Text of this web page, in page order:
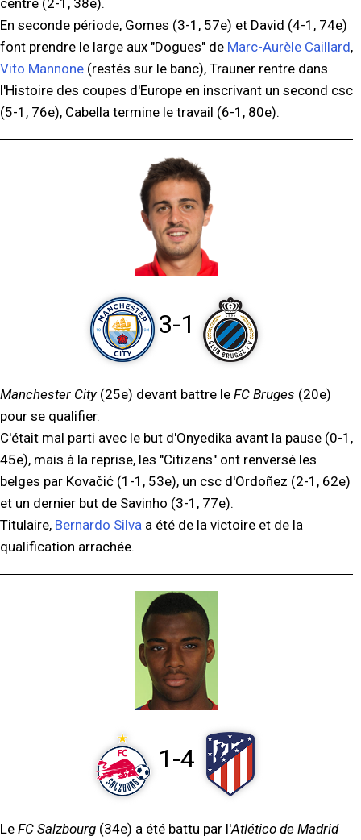
centre (2-1, 38e).
En seconde période, Gomes (3-1, 57e) et David (4-1, 74e)
font prendre le large aux "Dogues" de Marc-Aurèle Caillard,
Vito Mannone (restés sur le banc), Trauner rentre dans
l'Histoire des coupes d'Europe en inscrivant un second csc
(5-1, 76e), Cabella termine le travail (6-1, 80e).
3-1
Manchester City(25e) devant battre le FC Bruges (20e)
pour se qualifier.
C'était mal parti avec le but d'Onyedika avant la pause (0-1,
45e), mais à la reprise, les "Citizens" ont renversé les
belges par Kovačić (1-1, 53e), un csc d'Ordoñez (2-1, 62e)
et un dernier but de Savinho (3-1, 77e).
Titulaire, Bernardo Silva a été de la victoire et de la
qualification arrachée.
1-4
Le FC Salzbourg (34e) a été battu par l'Atlético de Madrid